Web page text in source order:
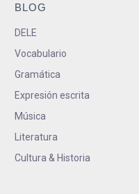
BLOG
DELE
Vocabulario
Gramática
Expresión escrita
Música
Literatura
Cultura & Historia